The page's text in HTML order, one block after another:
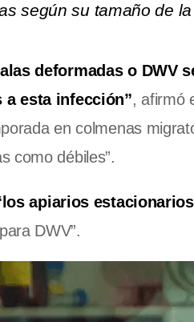
según su tamaño de
deformadas o DWV
esta infección”, afirmó
en colmenas
como débiles”.
apiarios
DWV”.